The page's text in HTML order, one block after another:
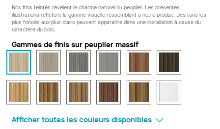
Nos finis teintés révèlent le charme naturel du peuplier. Les présentes
illustrations reflètent la gamme visuelle ressemblant à notre produit. Des tons les
plus foncés aux plus clairs peuvent apparaître dans une installation à cause du
caractère du bois.
Gammes de finis sur peuplier massif
Afficher toutes les couleurs disponibles